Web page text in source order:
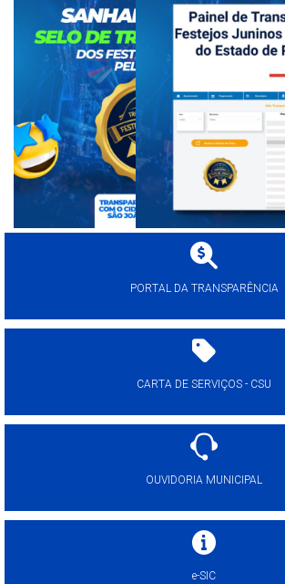
PORTAL DA TRANSPARÊNCIA
CARTA DE SERVIÇOS - CSU
OUVIDORIA MUNICIPAL
e-SIC